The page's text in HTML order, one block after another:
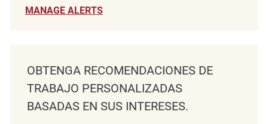
MANAGE ALERTS
OBTENGA RECOMENDACIONES DE
TRABAJO PERSONALIZADAS
BASADAS EN SUS INTERESES.